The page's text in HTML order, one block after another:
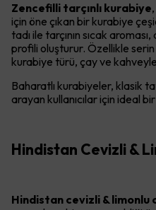
Zencefilli tarçınlı kurabiye
için öne çıkan bir kurabiye
tadı ile tarçının sıcak
profili oluşturur. Özellikle
kurabiye türü, çay ve
Baharatlı kurabiyeler, klasik
arayan kullanıcılar için ideal
Hindistan Cevizli &
Hindistan cevizli & limonlu